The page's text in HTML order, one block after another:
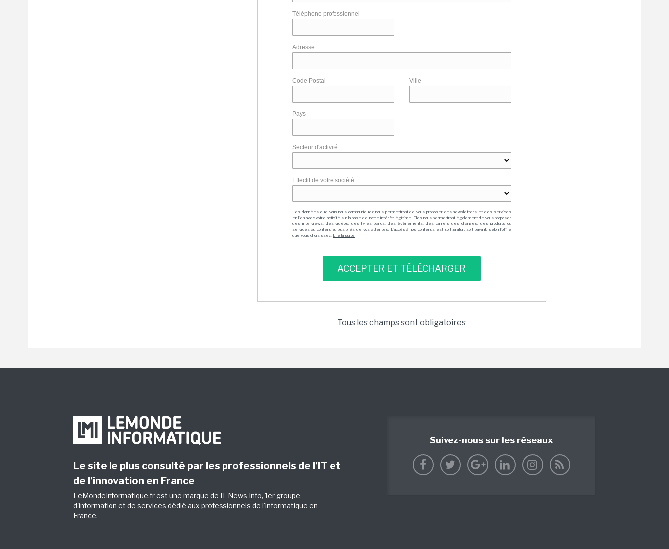
Téléphone professionnel
Adresse
Code Postal Ville
Pays
Secteur d'activité
Effectif de votre société
Les données que vous nous communiquez nous permettront de vous proposer des newsletters et des services
en lien avec votre activité sur la base de notre intérêt légitime. Elles nous permettront également de vous proposer
des interviews, des vidéos, des livres blancs, des événements, des cahiers des charges, des produits ou
services au contenu au plus près de vos attentes. L'accès à nos contenus est soit gratuit soit payant, selon l'offre
que vous choisissez. Lire la suite
Tous les champs sont obligatoires
Le site le plus consulté par les professionnels de l’IT et
de l’innovation en France
LeMondeInformatique.fr est une marque de IT News Info, 1er groupe
d'information et de services dédié aux professionnels de l'informatique en
France.
Suivez-nous sur les réseaux